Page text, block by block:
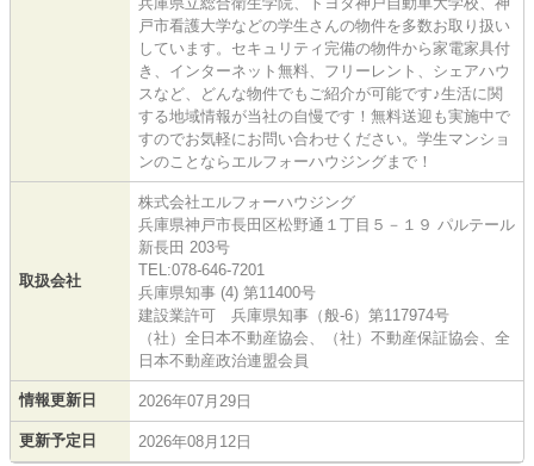
戸市看護大学などの学生さんの物件を多数お取り扱い
しています。セキュリティ完備の物件から家電家具付
き、インターネット無料、フリーレント、シェアハウ
スなど、どんな物件でもご紹介が可能です♪生活に関
する地域情報が当社の自慢です！無料送迎も実施中で
すのでお気軽にお問い合わせください。学生マンショ
ンのことならエルフォーハウジングまで！
取扱会社
株式会社エルフォーハウジング
兵庫県神戸市長田区松野通１丁目５－１９ パルテール
新長田 203号
TEL:078-646-7201
兵庫県知事 (4) 第11400号
建設業許可 兵庫県知事（般-6）第117974号
（社）全日本不動産協会、（社）不動産保証協会、全
日本不動産政治連盟会員
情報更新日 2026年07月29日
更新予定日 2026年08月12日